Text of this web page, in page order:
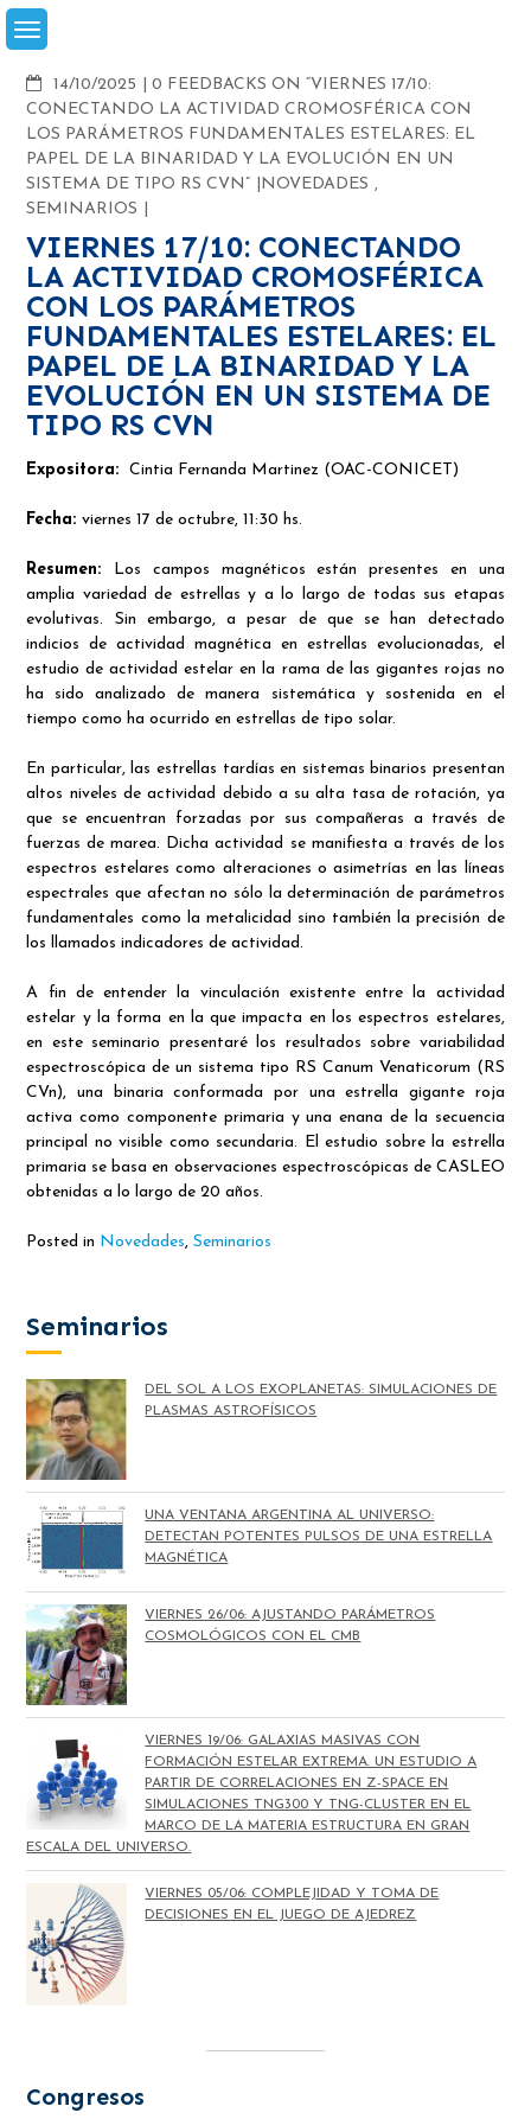
Skip
to
14/10/2025
COMMENTS
0 FEEDBACKS ON “VIERNES 17/10:
CONECTANDO LA ACTIVIDAD CROMOSFÉRICA CON
LOS PARÁMETROS FUNDAMENTALES ESTELARES: EL
PAPEL DE LA BINARIDAD Y LA EVOLUCIÓN EN UN
SISTEMA DE TIPO RS CVN”
NOVEDADES ,
SEMINARIOS
VIERNES 17/10: CONECTANDO
LA ACTIVIDAD CROMOSFÉRICA
CON LOS PARÁMETROS
FUNDAMENTALES ESTELARES: EL
PAPEL DE LA BINARIDAD Y LA
EVOLUCIÓN EN UN SISTEMA DE
TIPO RS CVN
Expositora: Cintia Fernanda Martinez (OAC-CONICET)
Fecha:viernes 17 de octubre, 11:30 hs.
Resumen: Los campos magnéticos están presentes en una
amplia variedad de estrellas y a lo largo de todas sus etapas
evolutivas. Sin embargo, a pesar de que se han detectado
indicios de actividad magnética en estrellas evolucionadas, el
estudio de actividad estelar en la rama de las gigantes rojas no
ha sido analizado de manera sistemática y sostenida en el
tiempo como ha ocurrido en estrellas de tipo solar.
En particular, las estrellas tardías en sistemas binarios presentan
altos niveles de actividad debido a su alta tasa de rotación, ya
que se encuentran forzadas por sus compañeras a través de
fuerzas de marea. Dicha actividad se manifiesta a través de los
espectros estelares como alteraciones o asimetrías en las líneas
espectrales que afectan no sólo la determinación de parámetros
fundamentales como la metalicidad sino también la precisión de
los llamados indicadores de actividad.
A fin de entender la vinculación existente entre la actividad
estelar y la forma en la que impacta en los espectros estelares,
en este seminario presentaré los resultados sobre variabilidad
espectroscópica de un sistema tipo RS Canum Venaticorum (RS
CVn), una binaria conformada por una estrella gigante roja
activa como componente primaria y una enana de la secuencia
principal no visible como secundaria. El estudio sobre la estrella
primaria se basa en observaciones espectroscópicas de CASLEO
obtenidas a lo largo de 20 años.
Posted in Novedades,Seminarios
Seminarios
DEL SOL A LOS EXOPLANETAS: SIMULACIONES DE
PLASMAS ASTROFÍSICOS
UNA VENTANA ARGENTINA AL UNIVERSO:
DETECTAN POTENTES PULSOS DE UNA ESTRELLA
MAGNÉTICA
VIERNES 26/06: AJUSTANDO PARÁMETROS
COSMOLÓGICOS CON EL CMB
VIERNES 19/06: GALAXIAS MASIVAS CON
FORMACIÓN ESTELAR EXTREMA. UN ESTUDIO A
PARTIR DE CORRELACIONES EN Z-SPACE EN
SIMULACIONES TNG300 Y TNG-CLUSTER EN EL
MARCO DE LA MATERIA ESTRUCTURA EN GRAN
ESCALA DEL UNIVERSO.
VIERNES 05/06: COMPLEJIDAD Y TOMA DE
DECISIONES EN EL JUEGO DE AJEDREZ
Congresos